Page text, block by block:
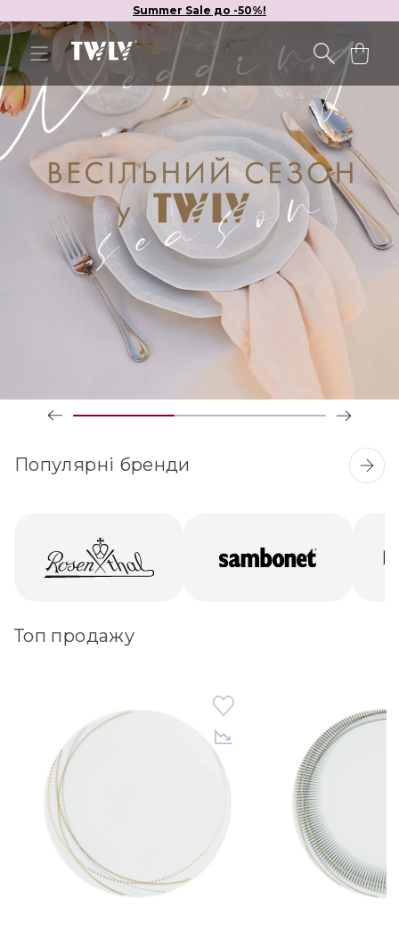
Summer Sale до -50%!
Популярні бренди
Топ продажу